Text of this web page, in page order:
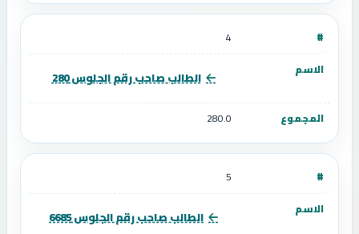
4
الطالب صاحب رقم الجلوس 280
280.0
5
الطالب صاحب رقم الجلوس 6685